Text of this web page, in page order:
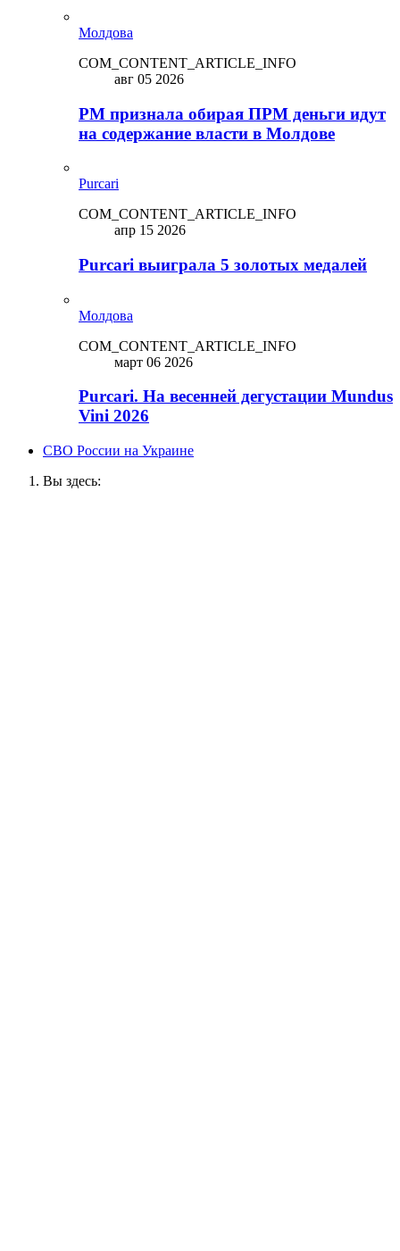
Молдова
COM_CONTENT_ARTICLE_INFO
авг 05 2026
PM признала обирая ПРМ деньги идут
на содержание власти в Молдове
Purcari
COM_CONTENT_ARTICLE_INFO
апр 15 2026
Purcari выиграла 5 золотых медалей
Молдова
COM_CONTENT_ARTICLE_INFO
март 06 2026
Purcari. На весенней дегустации Mundus
Vini 2026
СВО России на Украине
Вы здесь: